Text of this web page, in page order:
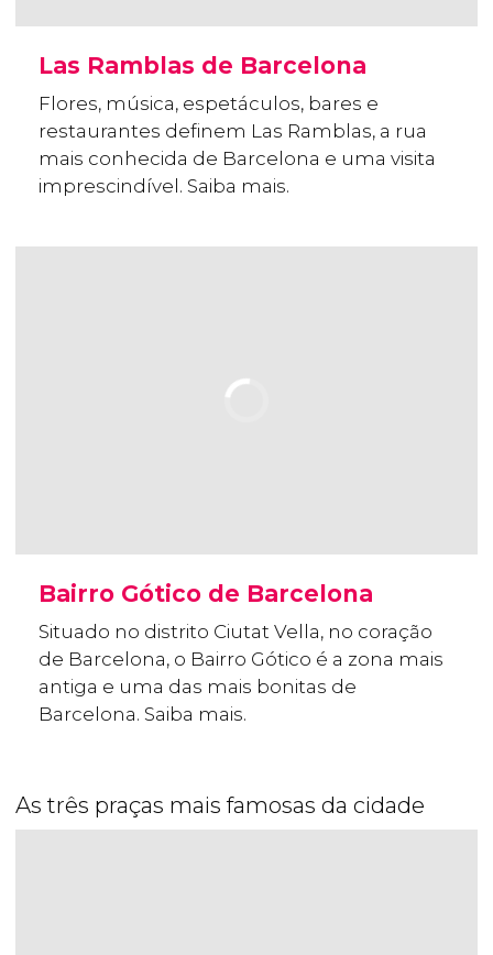
Las Ramblas de Barcelona
Flores, música, espetáculos, bares e
restaurantes definem Las Ramblas, a rua
mais conhecida de Barcelona e uma visita
imprescindível. Saiba mais.
Bairro Gótico de Barcelona
Situado no distrito Ciutat Vella, no coração
de Barcelona, o Bairro Gótico é a zona mais
antiga e uma das mais bonitas de
Barcelona. Saiba mais.
As três praças mais famosas da cidade